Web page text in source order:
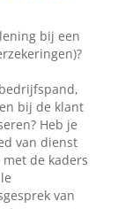
bij een
bij de klant
Heb je
van dienst
de kaders
van